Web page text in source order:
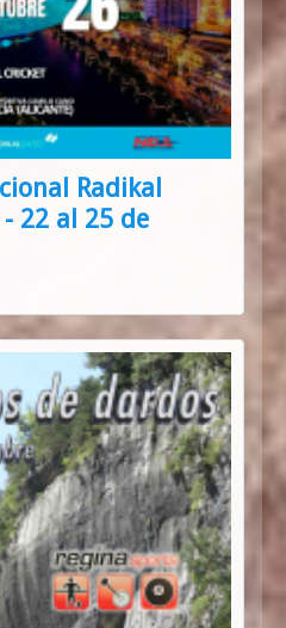
Radikal
22 al 25 de